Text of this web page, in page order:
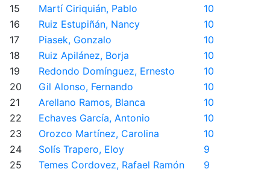
15
Martí Ciriquián, Pablo
10
16
Ruiz Estupiñán, Nancy
10
17
Piasek, Gonzalo
10
18
Ruiz Apilánez, Borja
10
19
Redondo Domínguez, Ernesto
10
20
Gil Alonso, Fernando
10
21
Arellano Ramos, Blanca
10
22
Echaves García, Antonio
10
23
Orozco Martínez, Carolina
10
24
Solís Trapero, Eloy
9
25
Temes Cordovez, Rafael Ramón
9